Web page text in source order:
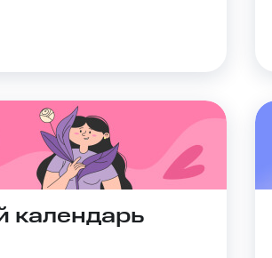
до 40%
со связью МТС
календарь